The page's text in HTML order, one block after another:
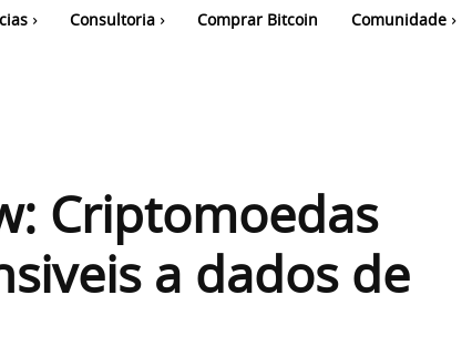
Consultoria Comprar Bitcoin Comunidade
Criptomoedas
a dados de